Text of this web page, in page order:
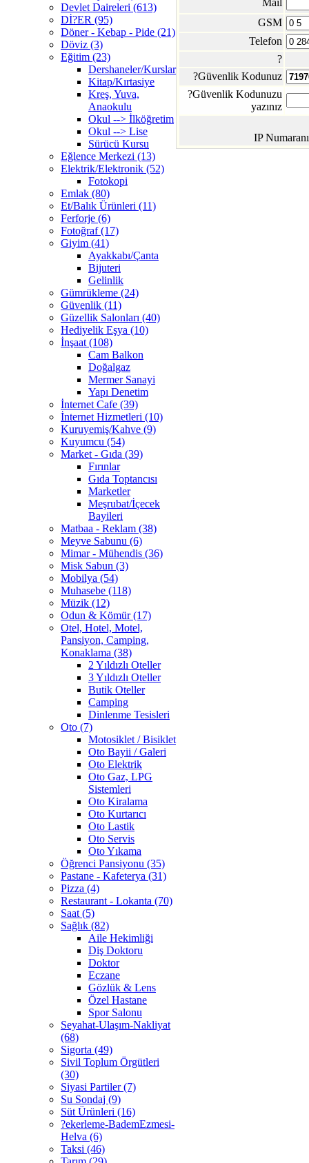
Devlet Daireleri (613)
Dİ?ER (95)
Döner - Kebap - Pide (21)
Döviz (3)
Eğitim (23)
Dershaneler/Kurslar
Kitap/Kırtasiye
Kreş, Yuva,
Anaokulu
Okul --> İlköğretim
Okul --> Lise
Sürücü Kursu
Eğlence Merkezi (13)
Elektrik/Elektronik (52)
Fotokopi
Emlak (80)
Et/Balık Ürünleri (11)
Ferforje (6)
Fotoğraf (17)
Giyim (41)
Ayakkabı/Çanta
Bijuteri
Gelinlik
Gümrükleme (24)
Güvenlik (11)
Güzellik Salonları (40)
Hediyelik Eşya (10)
İnşaat (108)
Cam Balkon
Doğalgaz
Mermer Sanayi
Yapı Denetim
İnternet Cafe (39)
İnternet Hizmetleri (10)
Kuruyemiş/Kahve (9)
Kuyumcu (54)
Market - Gıda (39)
Fırınlar
Gıda Toptancısı
Marketler
Meşrubat/İçecek
Bayileri
Matbaa - Reklam (38)
Meyve Sabunu (6)
Mimar - Mühendis (36)
Misk Sabun (3)
Mobilya (54)
Muhasebe (118)
Müzik (12)
Odun & Kömür (17)
Otel, Hotel, Motel,
Pansiyon, Camping,
Konaklama (38)
2 Yıldızlı Oteller
3 Yıldızlı Oteller
Butik Oteller
Camping
Dinlenme Tesisleri
Oto (7)
Motosiklet / Bisiklet
Oto Bayii / Galeri
Oto Elektrik
Oto Gaz, LPG
Sistemleri
Oto Kiralama
Oto Kurtarıcı
Oto Lastik
Oto Servis
Oto Yıkama
Öğrenci Pansiyonu (35)
Pastane - Kafeterya (31)
Pizza (4)
Restaurant - Lokanta (70)
Saat (5)
Sağlık (82)
Aile Hekimliği
Diş Doktoru
Doktor
Eczane
Gözlük & Lens
Özel Hastane
Spor Salonu
Seyahat-Ulaşım-Nakliyat
(68)
Sigorta (49)
Sivil Toplum Örgütleri
(30)
Siyasi Partiler (7)
Su Sondaj (9)
Süt Ürünleri (16)
?ekerleme-BademEzmesi-
Helva (6)
Taksi (46)
Mail
GSM
Telefon
?
?Güvenlik Kodunuz
?Güvenlik Kodunuzu
yazınız
IP